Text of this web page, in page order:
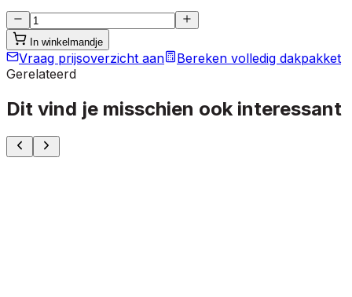
In winkelmandje
Vraag prijsoverzicht aan
Bereken volledig dakpakket
Gerelateerd
Dit vind je misschien ook interessant